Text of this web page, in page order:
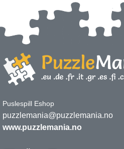
Puslespill Eshop
puzzlemania@puzzlemania.no
www.puzzlemania.no